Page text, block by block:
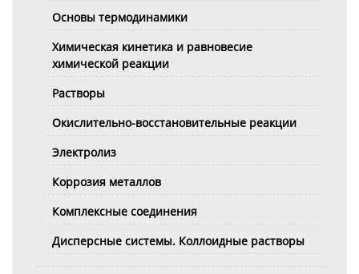
Основы термодинамики
Химическая кинетика и равновесие
химической реакции
Растворы
Окислительно-восстановительные реакции
Электролиз
Коррозия металлов
Комплексные соединения
Дисперсные системы. Коллоидные растворы